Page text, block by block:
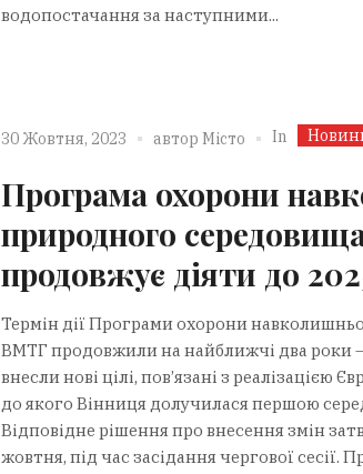
водопостачання за наступними...
30 Жовтня, 2023 автор Місто In
Програма охорони
природного
продовжує діяти до
Термін дії Програми охорони
ВМТГ продовжили на найближчі два роки –
внесли нові цілі, пов’язані з реалізацією
до якого Вінниця долучилася першою
Відповідне рішення про внесення змін
жовтня, під час засідання чергової сесії.